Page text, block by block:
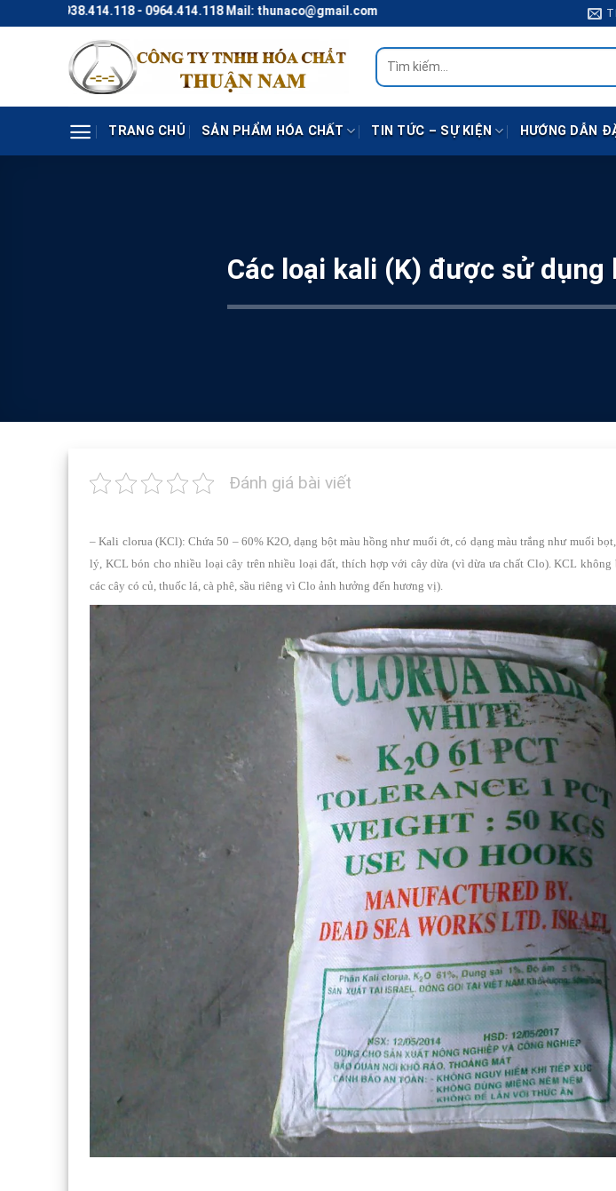
to
- 0964.414.118 Mail: thunaco@gmail.com
Tìm
kiếm:
TRANG CHỦ SẢN PHẨM HÓA CHẤT TIN TỨC – SỰ KIỆN HƯỚNG DẪN
Các loại kali (K) được sử
Đánh giá bài viết
– Kali clorua (KCl): Chứa 50 – 60% K2O, dạng bột màu hồng như muối ớt, có dạng màu trắng như muối
lý, KCL bón cho nhiều loại cây trên nhiều loại đất, thích hợp với cây dừa (vì dừa ưa chất Clo). KCL không
các cây có củ, thuốc lá, cà phê, sầu riêng vì Clo ảnh hưởng đến hương vị).